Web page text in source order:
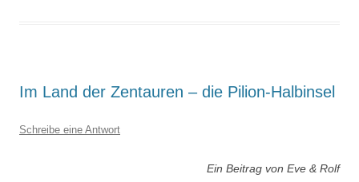
Im Land der Zentauren – die Pilion-Halbinsel
Schreibe eine Antwort
Ein Beitrag von Eve & Rolf